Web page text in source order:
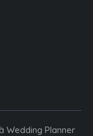
Wedding Planner